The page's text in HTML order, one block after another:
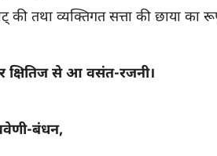
की तथा व्यक्तिगत सत्ता की छाया
क्षितिज से आ वसंत-रजनी।
बंधन,